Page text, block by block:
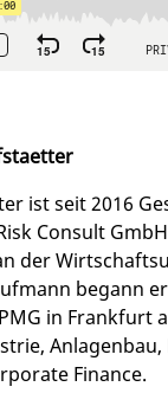
ist seit 2016
Consult
der
begann
in Frankfurt
Finance.